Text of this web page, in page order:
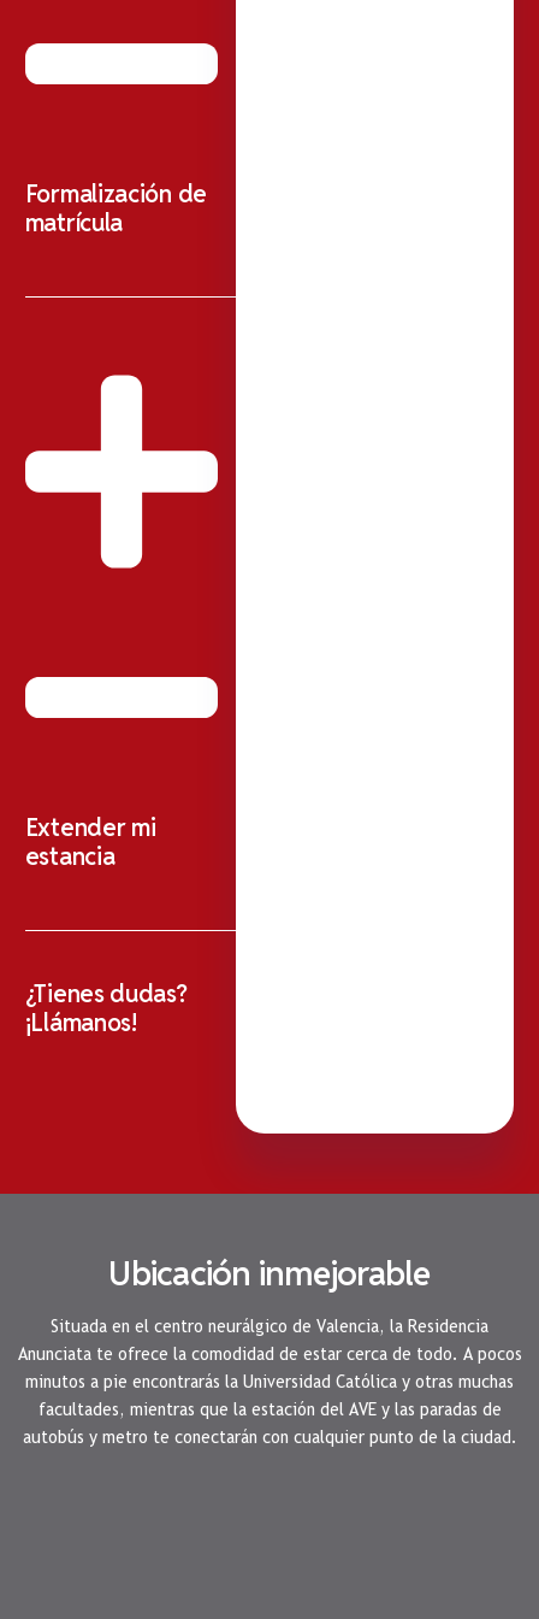
Formalización de
matrícula
Extender mi
estancia
¿Tienes dudas?
¡Llámanos!
Ubicación inmejorable
Situada en el centro neurálgico de Valencia, la Residencia
Anunciata te ofrece la comodidad de estar cerca de todo. A pocos
minutos a pie encontrarás la Universidad Católica y otras muchas
facultades, mientras que la estación del AVE y las paradas de
autobús y metro te conectarán con cualquier punto de la ciudad.